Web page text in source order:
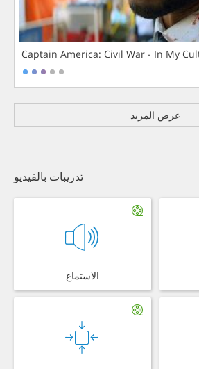
Captain America: Civil War - In My
عرض المزيد
تدريبات بالفيديو
الاستماع